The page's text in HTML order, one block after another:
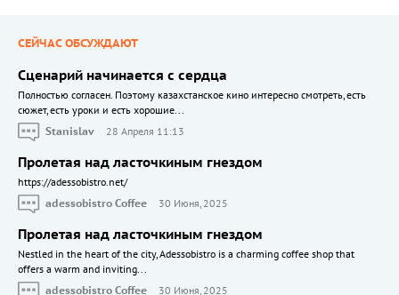
СЕЙЧАС ОБСУЖДАЮТ
Сценарий начинается с сердца
Полностью согласен. Поэтому казахстанское кино интересно смотреть, есть
сюжет, есть уроки и есть хорошие...
Stanislav
28 Апреля 11:13
Пролетая над ласточкиным гнездом
https://adessobistro.net/
adessobistro Coffee
30 Июня, 2025
Пролетая над ласточкиным гнездом
Nestled in the heart of the city, Adessobistro is a charming coffee shop that
offers a warm and inviting...
adessobistro Coffee
30 Июня, 2025